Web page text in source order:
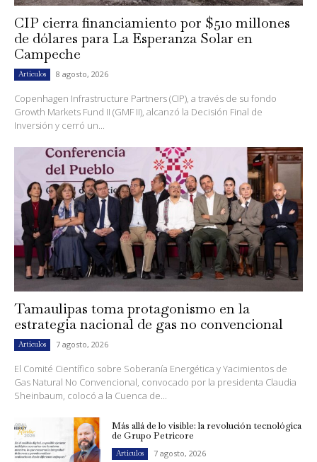
CIP cierra financiamiento por $510 millones
de dólares para La Esperanza Solar en
Campeche
Artículos 8 agosto, 2026
Copenhagen Infrastructure Partners (CIP), a través de su fondo
Growth Markets Fund II (GMF II), alcanzó la Decisión Final de
Inversión y cerró un...
Tamaulipas toma protagonismo en la
estrategia nacional de gas no convencional
Artículos 7 agosto, 2026
El Comité Científico sobre Soberanía Energética y Yacimientos de
Gas Natural No Convencional, convocado por la presidenta Claudia
Sheinbaum, colocó a la Cuenca de...
Más allá de lo visible: la revolución tecnológica
de Grupo Petricore
Artículos 7 agosto, 2026